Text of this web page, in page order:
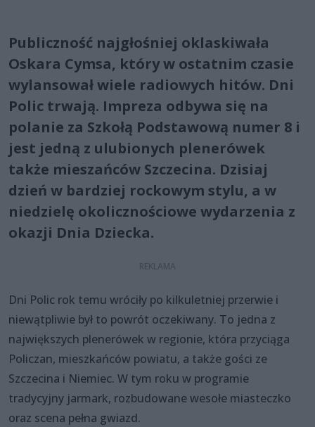
Publiczność najgłośniej oklaskiwała
Oskara Cymsa, który w ostatnim czasie
wylansował wiele radiowych hitów. Dni
Polic trwają. Impreza odbywa się na
polanie za Szkołą Podstawową numer 8 i
jest jedną z ulubionych plenerówek
także mieszańców Szczecina. Dzisiaj
dzień w bardziej rockowym stylu, a w
niedzielę okolicznościowe wydarzenia z
okazji Dnia Dziecka.
Dni Polic rok temu wróciły po kilkuletniej przerwie i
niewątpliwie był to powrót oczekiwany. To jedna z
największych plenerówek w regionie, która przyciąga
Policzan, mieszkańców powiatu, a także gości ze
Szczecina i Niemiec. W tym roku w programie
tradycyjny jarmark, rozbudowane wesołe miasteczko
oraz scena pełna gwiazd.